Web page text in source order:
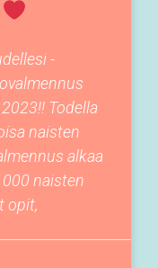
-
Todella
naisten
alkaa
naisten
opit,